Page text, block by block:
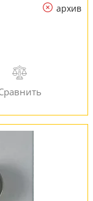
архив